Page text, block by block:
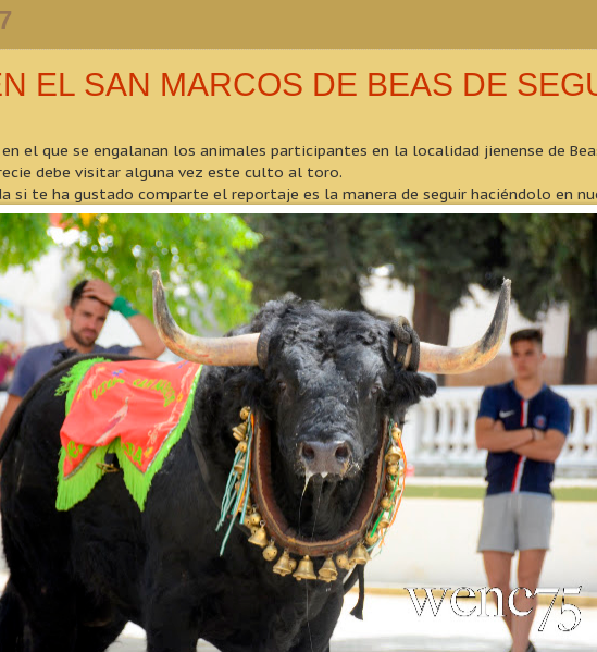
EL SAN MARCOS DE BEAS DE
el que se engalanan los animales participantes en la localidad jienense de
debe visitar alguna vez este culto al toro.
si te ha gustado comparte el reportaje es la manera de seguir haciéndolo en